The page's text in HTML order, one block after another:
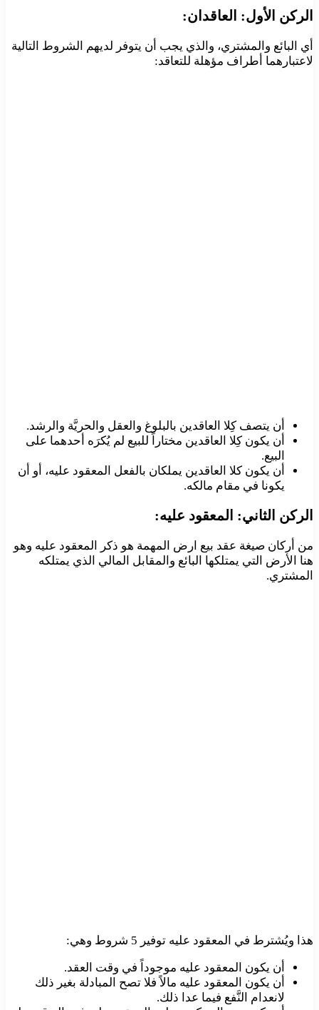
الركن الأول: العاقدان:
أي البائع والمشتري، والذي يجب أن يتوفر لديهم الشروط التالية
لاعتبارهما أطراف مؤهلة للتعاقد:
أن يتصف كِلا العاقدين بالبلوغ والعقل والحريَّة والرشد.
أن يكون كِلا العاقدين مختاراً للبيع لم يُكرَه أحدهما على
البيع.
أن يكون كلا العاقدين يملكان بالفعل المعقود عليه، أو أن
يكونا في مقام مالكه.
الركن الثاني: المعقود عليه:
من أركان صيغة عقد بيع ارض المهمة هو ذكر المعقود عليه وهو
هنا الأرض التي يمتلكها البائع والمقابل المالي الذي يمتلكه
المشتري.
هذا ويُشترط في المعقود عليه توفير 5 شروط وهي:
أن يكون المعقود عليه موجوداً في وقت العقد.
أن يكون المعقود عليه مالاً فلا تصح المبادلة بغير ذلك
لانعدام النَّفع فيما عدا ذلك.